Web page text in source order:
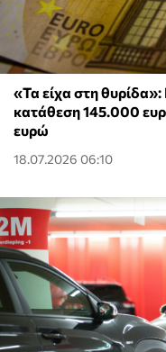
«Τα είχα στη
κατάθεση 145.000
ευρώ
18.07.2026 06:10